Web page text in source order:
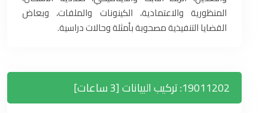
المنظورية والاعتمادية، الكينونات والملفات، وبعاض
القضايا التنفيذية مصحوبة بأمثلة وحالات دراسية.
19011202: تركيب البيانات [3 ساعات]